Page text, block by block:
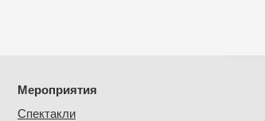
Мероприятия
Спектакли